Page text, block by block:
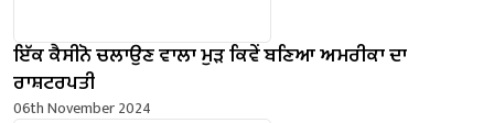
ਇੱਕ ਕੈਸੀਨੋ ਚਲਾਉਣ ਵਾਲਾ ਮੁੜ ਕਿਵੇਂ ਬਣਿਆ ਅਮਰੀਕਾ ਦਾ
ਰਾਸ਼ਟਰਪਤੀ
06th November 2024